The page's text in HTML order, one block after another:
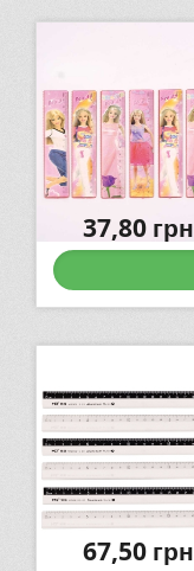
37,80грн
67,50грн